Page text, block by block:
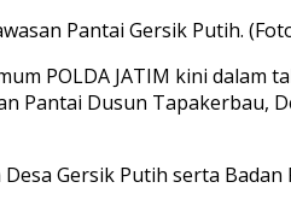
Pantai Gersik Putih.
POLDA JATIM kini dalam
Dusun Tapakerbau,
Gersik Putih serta